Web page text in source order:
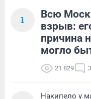
1
Всю
взрыв:
причина
могло
21 829
Накипело у